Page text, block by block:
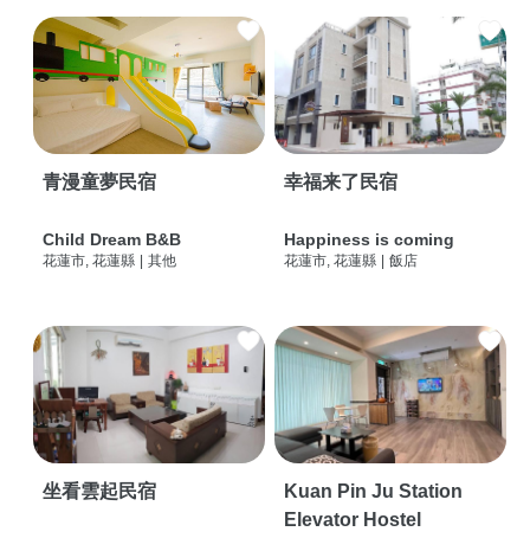
青漫童夢民宿
Child Dream B&B
花蓮市, 花蓮縣 其他
幸福来了民宿
Happiness is coming
花蓮市, 花蓮縣 飯店
坐看雲起民宿
Kuan Pin Ju Station
Elevator Hostel